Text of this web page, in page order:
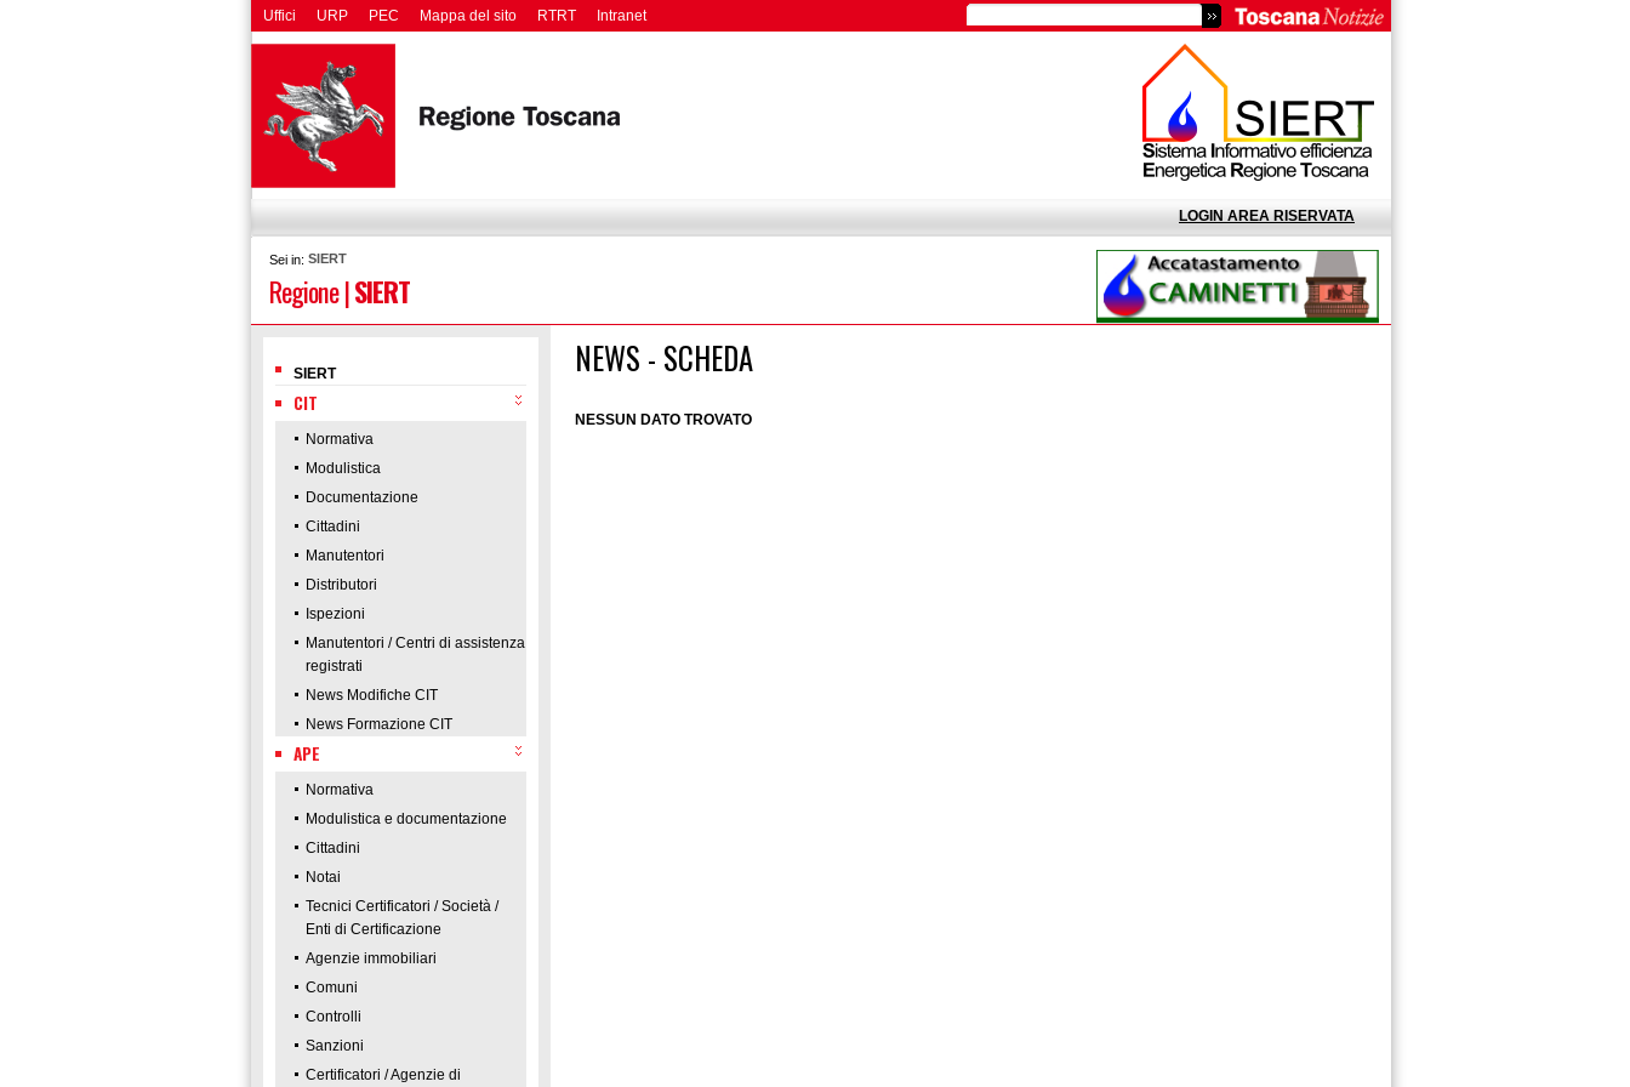
Uffici URP PEC Mappa del sito RTRT Intranet
LOGIN AREA RISERVATA
Sei in: SIERT
Regione|SIERT
SIERT
CIT
Normativa
Modulistica
Documentazione
Cittadini
Manutentori
Distributori
Ispezioni
Manutentori / Centri di assistenza
registrati
News Modifiche CIT
News Formazione CIT
APE
Normativa
Modulistica e documentazione
Cittadini
Notai
Tecnici Certificatori / Società /
Enti di Certificazione
Agenzie immobiliari
Comuni
Controlli
Sanzioni
Certificatori / Agenzie di
NEWS - SCHEDA
NESSUN DATO TROVATO